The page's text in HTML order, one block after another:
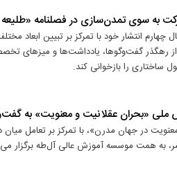
به سوی تمدن‌سازی در فصلنامه «طلیعه ۱۴۱۷»
فصلنامه «طلیعه ۱۴۱۷»، در سال چهارم انتشار خود با تمرکز بر
رهگذر گفت‌وگوها، یادداشت‌ها و میزهای
ساختاری را بازخوانی کند.
ملی «بحران عقلانیت و معنویت» به
در جهان مدرن»، با تمرکز بر تعامل میان
به همت موسسه آموزش عالی آل‌طه برگزار